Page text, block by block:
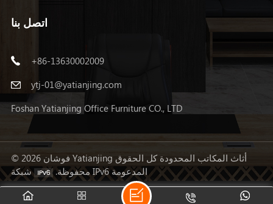
اتصل بنا
+86-13630002009
ytj-01@yatianjing.com
Foshan Yatianjing Office Furniture CO., LTD
© 2026 فوشان Yatianjing أثاث المكاتب المحدودة كل الحقوق
محفوظة.
شبكة IPv6 المدعومة